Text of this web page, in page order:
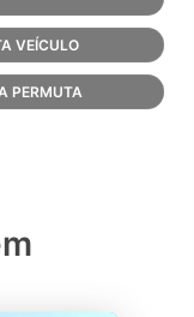
VEÍCULO
PERMUTA